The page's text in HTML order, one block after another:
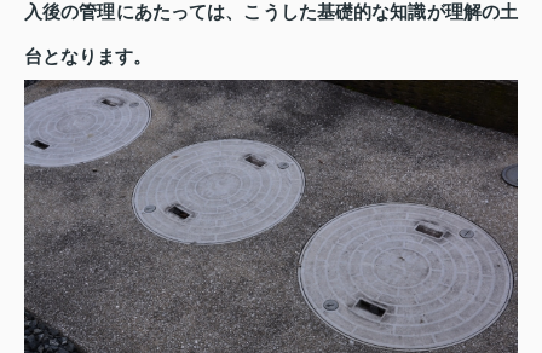
入後の管理にあたっては、こうした基礎的な知識が理解の土
台となります。